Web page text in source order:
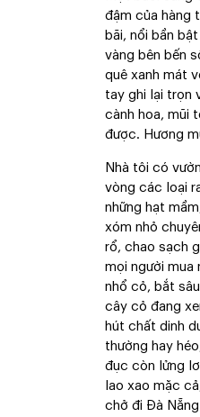
đậm của hàng
bãi, nổi bần
vàng bên bến
quê xanh mát
tay ghi lại trọn
cành hoa, mũi
được. Hương
Nhà tôi có
vòng các loại
những hạt
xóm nhỏ
rổ, chao sạch
mọi người mua
nhổ cỏ, bắt
cây cỏ đang
hút chất dinh
thường hay
đục còn lửng
lao xao mặc
chở đi Đà